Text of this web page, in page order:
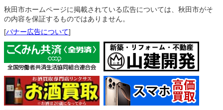
秋田市ホームページに掲載されている広告については、秋田市がそ
の内容を保証するものではありません。
[バナー広告について]